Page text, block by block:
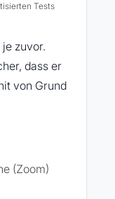
Tests
zuvor.
dass er
von Grund
(Zoom)